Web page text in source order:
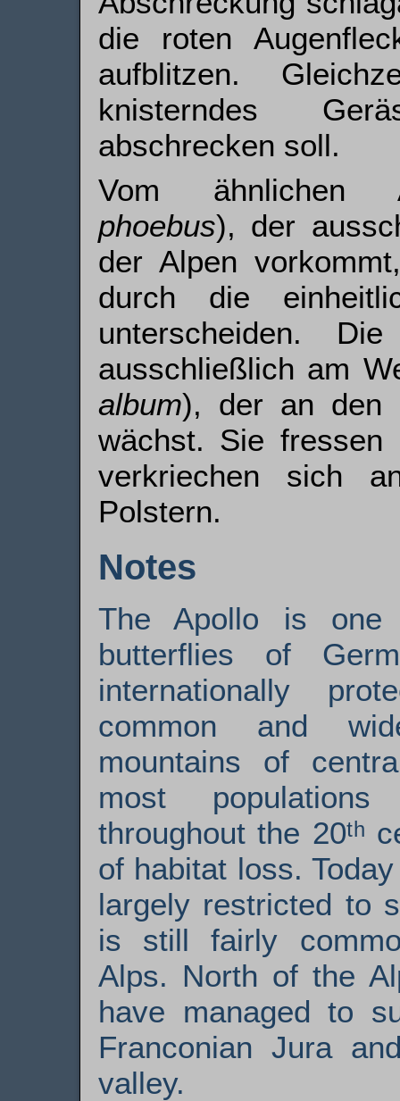
die roten
aufblitzen.
knisterndes
abschrecken soll.
Vom ähnlichen
phoebus), der
der Alpen
durch die
unterscheiden.
ausschließlich am
album), der an den
wächst. Sie fressen
verkriechen sich
Polstern.
Notes
The Apollo is one
butterflies of
internationally
common and
mountains of
most
throughout the 20ᵗʰ
of habitat loss.
largely restricted to
is still fairly
Alps. North of the
have managed to
Franconian Jura
valley.